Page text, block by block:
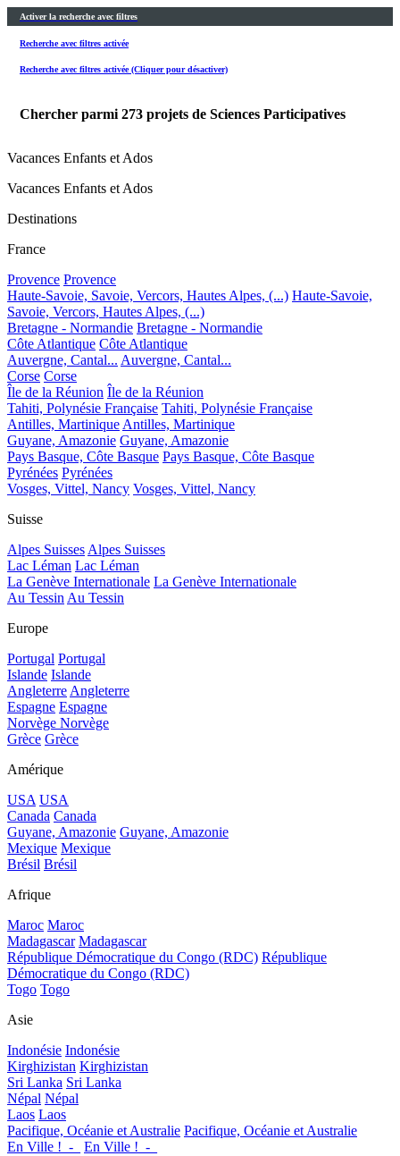
Activer la recherche avec filtres
Recherche avec filtres activée
Recherche avec filtres activée (Cliquer pour désactiver)
Chercher parmi 273 projets de Sciences Participatives
Vacances Enfants et Ados
Vacances Enfants et Ados
Destinations
France
Provence Provence
Haute-Savoie, Savoie, Vercors, Hautes Alpes, (...) Haute-Savoie,
Savoie, Vercors, Hautes Alpes, (...)
Bretagne - Normandie Bretagne - Normandie
Côte Atlantique Côte Atlantique
Auvergne, Cantal... Auvergne, Cantal...
Corse Corse
Île de la Réunion Île de la Réunion
Tahiti, Polynésie Française Tahiti, Polynésie Française
Antilles, MartiniqueAntilles, Martinique
Guyane, Amazonie Guyane, Amazonie
Pays Basque, Côte Basque Pays Basque, Côte Basque
Pyrénées Pyrénées
Vosges, Vittel, Nancy Vosges, Vittel, Nancy
Suisse
Alpes SuissesAlpes Suisses
Lac Léman Lac Léman
La Genève Internationale La Genève Internationale
Au TessinAu Tessin
Europe
Portugal Portugal
Islande Islande
AngleterreAngleterre
Espagne Espagne
Norvège Norvège
Grèce Grèce
Amérique
USA USA
Canada Canada
Guyane, Amazonie Guyane, Amazonie
Mexique Mexique
Brésil Brésil
Afrique
Maroc Maroc
Madagascar Madagascar
République Démocratique du Congo (RDC) République
Démocratique du Congo (RDC)
Togo Togo
Asie
Indonésie Indonésie
Kirghizistan Kirghizistan
Sri Lanka Sri Lanka
Népal Népal
Laos Laos
Pacifique, Océanie et Australie Pacifique, Océanie et Australie
En Ville !_-_
En Ville !_-_